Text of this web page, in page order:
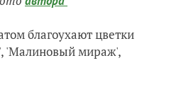
благоухают цветки
'Малиновый мираж',